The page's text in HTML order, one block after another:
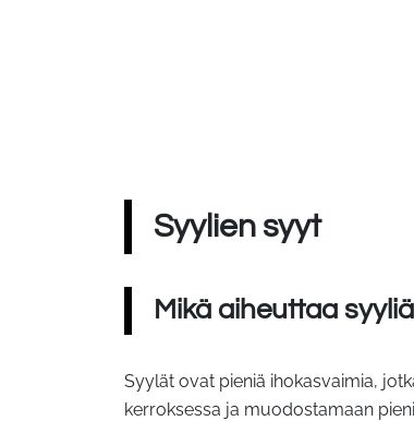
Syylien syyt
Mikä aiheuttaa
Syylät ovat pieniä ihokasvaimia,
kerroksessa ja muodostamaan